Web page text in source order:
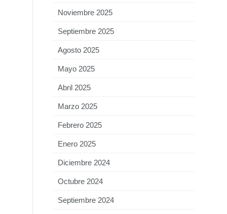
Noviembre 2025
Septiembre 2025
Agosto 2025
Mayo 2025
Abril 2025
Marzo 2025
Febrero 2025
Enero 2025
Diciembre 2024
Octubre 2024
Septiembre 2024